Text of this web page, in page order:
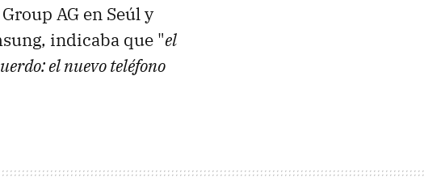
AG en Seúl y
indicaba que "el
el nuevo teléfono